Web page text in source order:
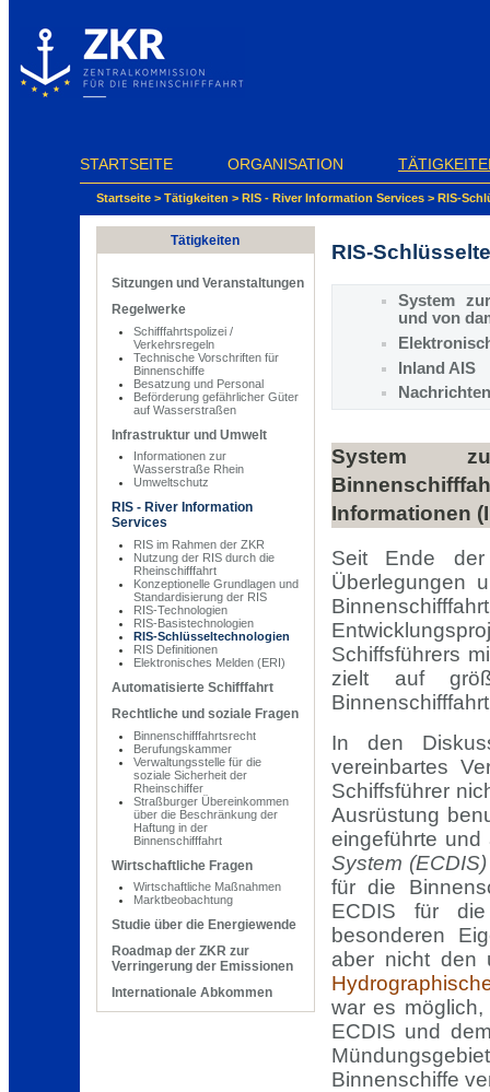
STARTSEITE ORGANISATION
Startseite > Tätigkeiten > RIS - River Information Services > RIS-
Tätigkeiten
Sitzungen und Veranstaltungen
Regelwerke
Schifffahrtspolizei /
Verkehrsregeln
Technische Vorschriften für
Binnenschiffe
Besatzung und Personal
Beförderung gefährlicher Güter
auf Wasserstraßen
Infrastruktur und Umwelt
Informationen zur
Wasserstraße Rhein
Umweltschutz
RIS - River Information
Services
RIS im Rahmen der ZKR
Nutzung der RIS durch die
Rheinschifffahrt
Konzeptionelle Grundlagen und
Standardisierung der RIS
RIS-Technologien
RIS-Basistechnologien
RIS-Schlüsseltechnologien
RIS Definitionen
Elektronisches Melden (ERI)
Automatisierte Schifffahrt
Rechtliche und soziale Fragen
Binnenschifffahrtsrecht
Berufungskammer
Verwaltungsstelle für die
soziale Sicherheit der
Rheinschiffer
Straßburger Übereinkommen
über die Beschränkung der
Haftung in der
Binnenschifffahrt
Wirtschaftliche Fragen
Wirtschaftliche Maßnahmen
Marktbeobachtung
Studie über die Energiewende
Roadmap der ZKR zur
Verringerung der Emissionen
Internationale Abkommen
RIS-
System
und von
Inland AIS
System
Informationen
Seit Ende
Überlegungen
Schiffsführers
zielt auf
In den
vereinbartes
Schiffsführer
Ausrüstung
eingeführte
System (ECDIS)
für die
ECDIS für
besonderen
aber nicht den
war es möglich,
ECDIS und
Binnenschiffe